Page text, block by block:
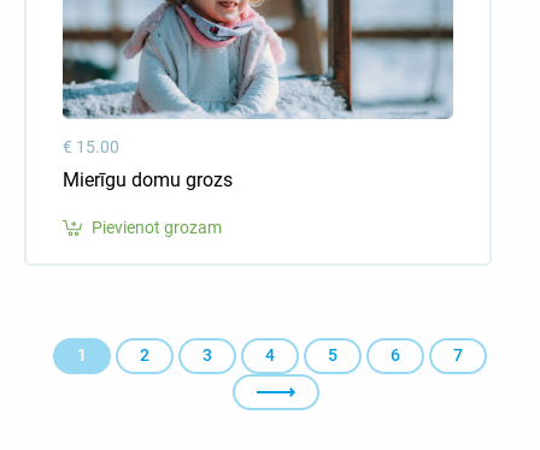
€ 15.00
Mierīgu domu grozs
Pievienot grozam
1 2 3 4 5 6 7